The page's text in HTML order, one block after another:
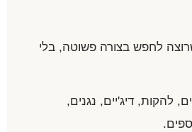
לחפש בצורה פשוטה, בלי
להקות, דיג'יים, נגנים,